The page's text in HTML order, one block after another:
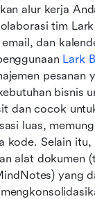
alur kerja
tim
dan
Lark
pesanan
bisnis
dan cocok
luas,
kode. Selain itu,
alat dokumen
yang